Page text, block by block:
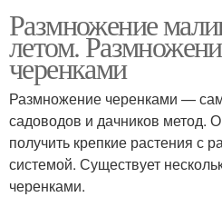
Размножение
летом.
черенками
Размножение черенками —
садоводов и дачников метод.
получить крепкие растения с
системой. Существует
черенками.